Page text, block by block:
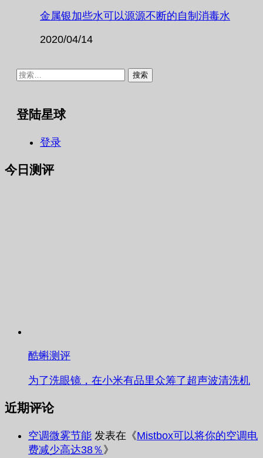
金属银加些水可以源源不断的自制消毒水
2020/04/14
搜
登陆星球
登录
今日测评
酷蝌测评
为了洗眼镜，在小米有品里众筹了超声波清洗机
近期评论
空调微雾节能 发表在《Mistbox可以将你的空调电
费减少高达38％ 》